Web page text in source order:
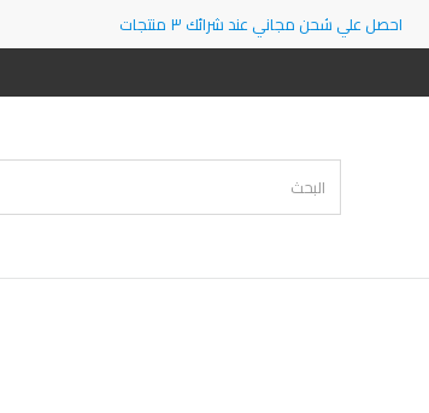
احصل علي شحن مجاني عند شرائك ٣ منتجات